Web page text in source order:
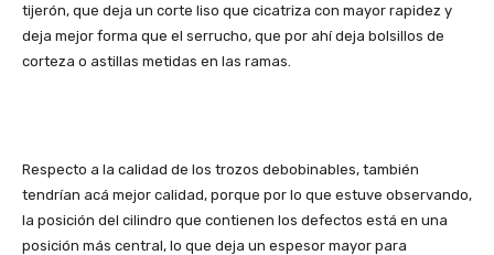
tijerón, que deja un corte liso que cicatriza con mayor rapidez y
deja mejor forma que el serrucho, que por ahí deja bolsillos de
corteza o astillas metidas en las ramas.
Respecto a la calidad de los trozos debobinables, también
tendrían acá mejor calidad, porque por lo que estuve observando,
la posición del cilindro que contienen los defectos está en una
posición más central, lo que deja un espesor mayor para